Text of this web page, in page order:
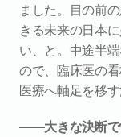
ました。目の前
きる未来の日本
い、と。中途半
ので、臨床医の
医療へ軸足を移す
――大きな決断で